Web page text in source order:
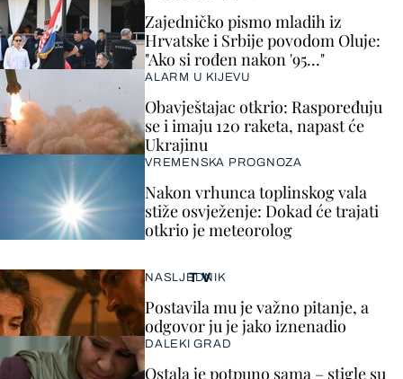
Zajedničko pismo mladih iz
Hrvatske i Srbije povodom Oluje:
"Ako si rođen nakon '95..."
ALARM U KIJEVU
Obavještajac otkrio: Raspoređuju
se i imaju 120 raketa, napast će
Ukrajinu
VREMENSKA PROGNOZA
Nakon vrhunca toplinskog vala
stiže osvježenje: Dokad će trajati
otkrio je meteorolog
TV
NASLJEDNIK
Postavila mu je važno pitanje, a
odgovor ju je jako iznenadio
DALEKI GRAD
Ostala je potpuno sama – stigle su